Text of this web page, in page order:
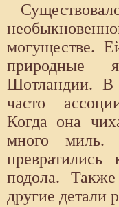
могуществе.
природные
Шотландии. В
часто
Когда она
много миль.
подола.
другие детали